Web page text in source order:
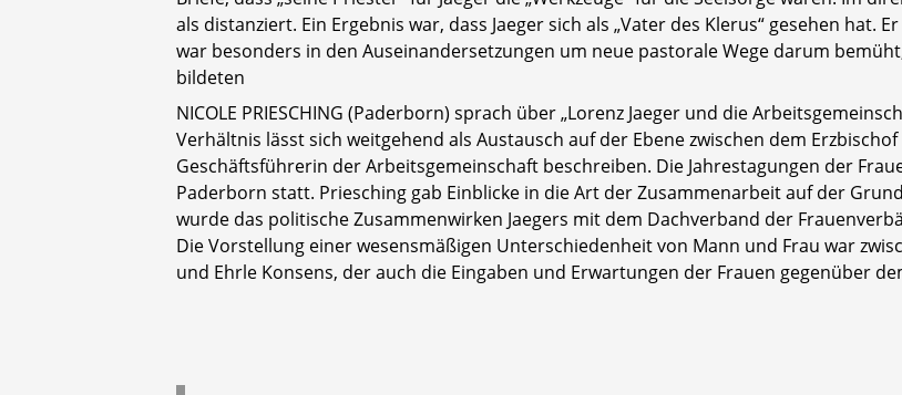
als distanziert. Ein Ergebnis war, dass Jaeger sich als „Vater des Klerus“ gesehen hat.
war besonders in den Auseinandersetzungen um neue pastorale Wege darum
bildeten
NICOLE PRIESCHING (Paderborn) sprach über „Lorenz Jaeger und die
Verhältnis lässt sich weitgehend als Austausch auf der Ebene zwischen dem
Geschäftsführerin der Arbeitsgemeinschaft beschreiben. Die Jahrestagungen der
Paderborn statt. Priesching gab Einblicke in die Art der Zusammenarbeit auf der
wurde das politische Zusammenwirken Jaegers mit dem Dachverband der
Die Vorstellung einer wesensmäßigen Unterschiedenheit von Mann und Frau war
und Ehrle Konsens, der auch die Eingaben und Erwartungen der Frauen gegenüber